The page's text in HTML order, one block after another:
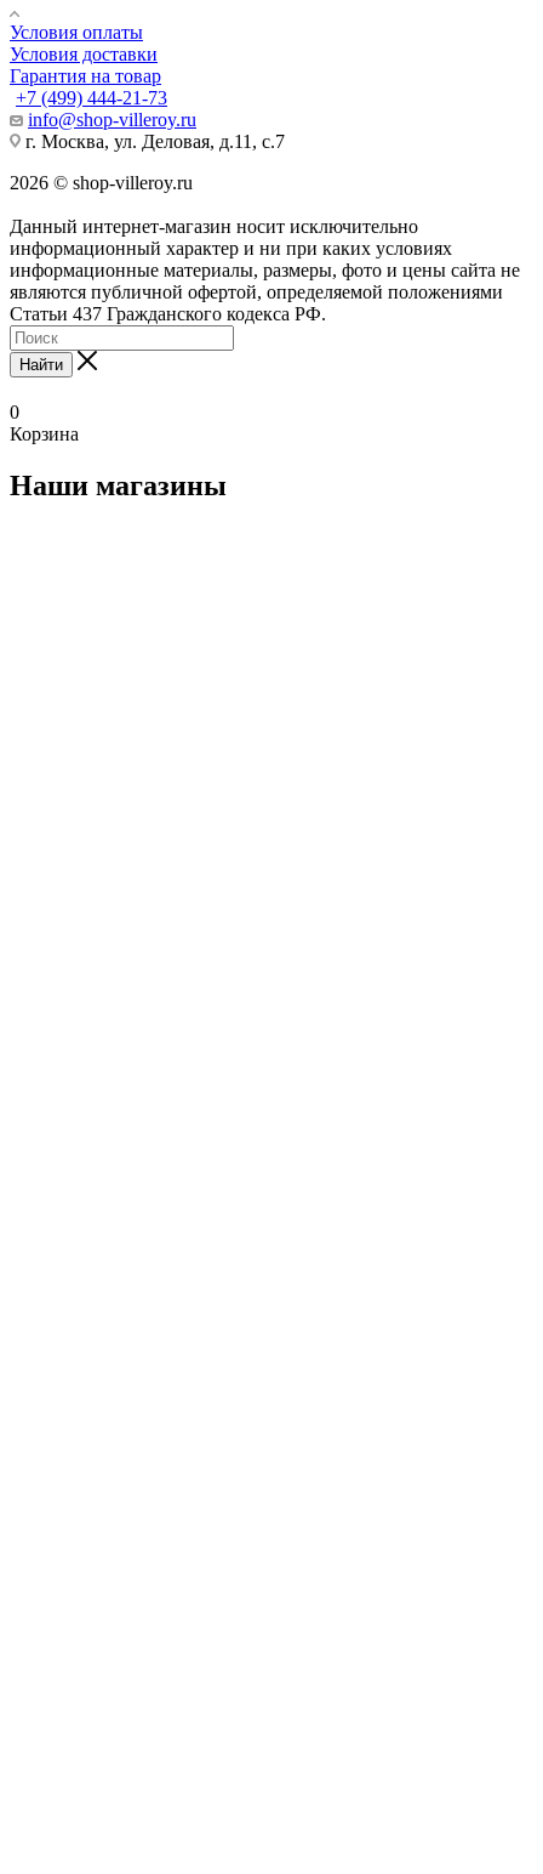
Условия оплаты
Условия доставки
Гарантия на товар
+7 (499) 444-21-73
info@shop-villeroy.ru
г. Москва, ул. Деловая, д.11, с.7
2026 © shop-villeroy.ru
Данный интернет-магазин носит исключительно
информационный характер и ни при каких условиях
информационные материалы, размеры, фото и цены сайта не
являются публичной офертой, определяемой положениями
Статьи 437 Гражданского кодекса РФ.
Найти
0
Корзина
Наши магазины